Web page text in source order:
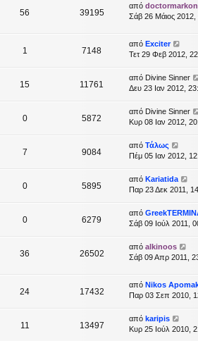
56 39195
από doctormarkon
Σάβ 26 Μάιος 2012,
1 7148
από Exciter
Τετ 29 Φεβ 2012,
15 11761
από Divine Sinner
Δευ 23 Ιαν 2012,
0 5872
από Divine Sinner
Κυρ 08 Ιαν 2012,
7 9084
από Τάλως
Πέμ 05 Ιαν 2012,
0 5895
από Kariatida
Παρ 23 Δεκ 2011,
0 6279
από
Σάβ 09 Ιούλ 2011,
36 26502
από alkinoos
Σάβ 09 Απρ 2011,
24 17432
από Nikos
Παρ 03 Σεπ 2010,
11 13497
από karipis
Κυρ 25 Ιούλ 2010,